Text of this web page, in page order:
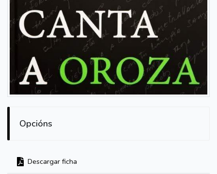
Opcións
Descargar ficha